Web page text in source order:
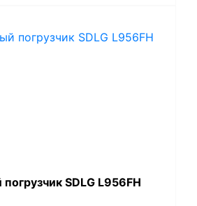
SDLG L956FH